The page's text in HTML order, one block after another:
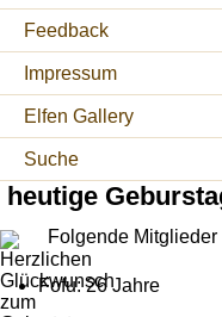
Feedback
Impressum
Elfen Gallery
Suche
heutige
Folgende
Fofu: 26 Jahre